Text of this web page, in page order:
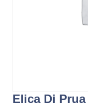
Elica Di